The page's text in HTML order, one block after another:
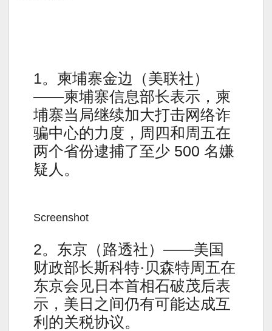
1。柬埔寨金边（美联社）
——柬埔寨信息部长表示，柬
埔寨当局继续加大打击网络诈
骗中心的力度，周四和周五在
两个省份逮捕了至少 500 名嫌
疑人。
Screenshot
2。东京（路透社）——美国
财政部长斯科特·贝森特周五在
东京会见日本首相石破茂后表
示，美日之间仍有可能达成互
利的关税协议。